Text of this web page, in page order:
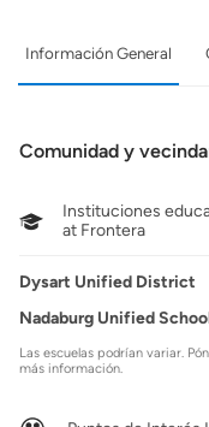
Información General
Comunidad y
Instituciones
at Frontera
Dysart Unified District
Nadaburg Unified
Las escuelas podrían variar.
más información.